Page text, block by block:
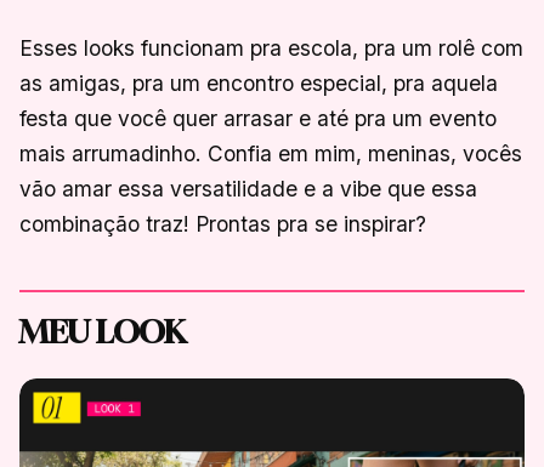
Esses looks funcionam pra escola, pra um rolê com
as amigas, pra um encontro especial, pra aquela
festa que você quer arrasar e até pra um evento
mais arrumadinho. Confia em mim, meninas, vocês
vão amar essa versatilidade e a vibe que essa
combinação traz! Prontas pra se inspirar?
MEU LOOK